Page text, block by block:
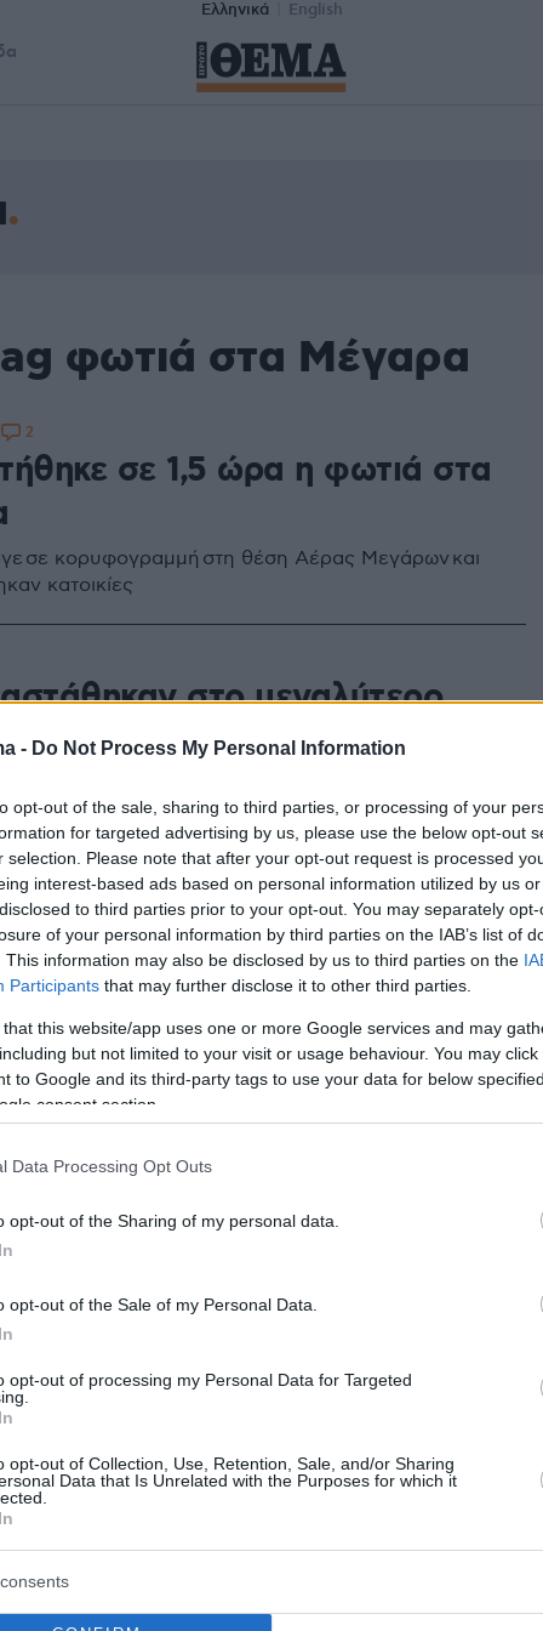
- Do Not Process My Personal Information
opt-out of the sale, sharing to third parties, or processing of your
for targeted advertising by us, please use the below opt-out
selection. Please note that after your opt-out request is processed
interest-based ads based on personal information utilized by us
to third parties prior to your opt-out. You may separately
of your personal information by third parties on the IAB’s list of
This information may also be disclosed by us to third parties on the
Participants that may further disclose it to other third parties.
that this website/app uses one or more Google services and may
but not limited to your visit or usage behaviour. You may
to Google and its third-party tags to use your data for below
consent section.
Data Processing Opt Outs
opt-out of the Sharing of my personal data.
opt-out of the Sale of my Personal Data.
opt-out of processing my Personal Data for Targeted
opt-out of Collection, Use, Retention, Sale, and/or Sharing
Data that Is Unrelated with the Purposes for which it
Ελληνικά English
φωτιά στα Μέγαρα
σε 1,5 ώρα η φωτιά στα
σε κορυφογραμμή στη θέση Αέρας Μεγάρων και
κατοικίες
2
στο μεγαλύτερο
ζημιές σε Πεντέλη και
του ΔΕΔΔΗΕ παραμένουν στις πληγείσες περιοχές
η ηλεκτροδότηση στον τελευταίο καταναλωτή
θα ερευνήσει αν ήταν
οι πυρκαγιές σε Πεντέλη-
τυχόν ποινικές ευθύνες προς πάσα κατεύθυνση
μετά τα εύλογα ερωτήματα που προκαλούν οι
αδικημάτων
προσγείωση για
Ericsson που συμμετείχε
της φωτιάς στα
η προσγείωση του ελικοπτέρου έγινε
λόγους
η στιγμή που φουντώνουν